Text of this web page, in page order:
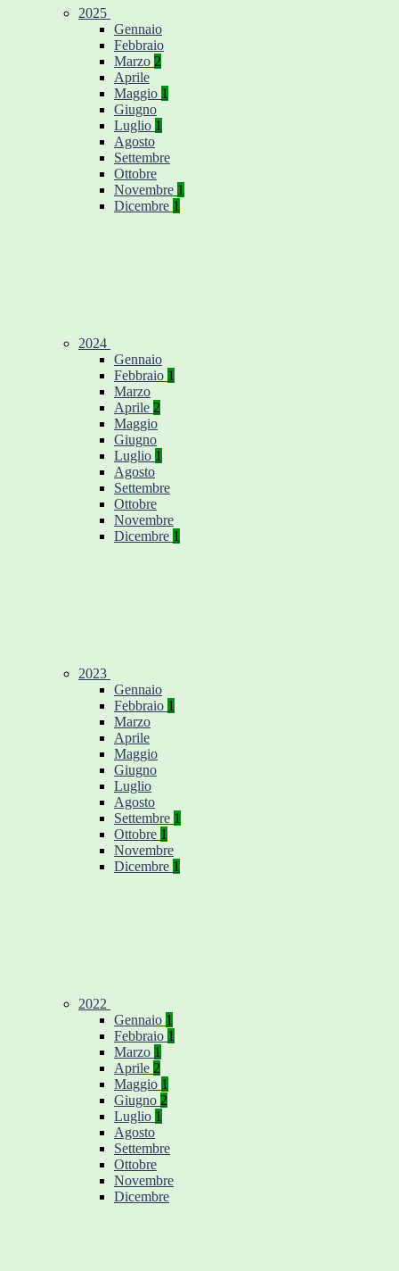
2025
Gennaio
Febbraio
Marzo 2
Aprile
Maggio 1
Giugno
Luglio 1
Agosto
Settembre
Ottobre
Novembre 1
Dicembre 1
2024
Gennaio
Febbraio 1
Marzo
Aprile 2
Maggio
Giugno
Luglio 1
Agosto
Settembre
Ottobre
Novembre
Dicembre 1
2023
Gennaio
Febbraio 1
Marzo
Aprile
Maggio
Giugno
Luglio
Agosto
Settembre 1
Ottobre 1
Novembre
Dicembre 1
2022
Gennaio 1
Febbraio 1
Marzo 1
Aprile 2
Maggio 1
Giugno 2
Luglio 1
Agosto
Settembre
Ottobre
Novembre
Dicembre